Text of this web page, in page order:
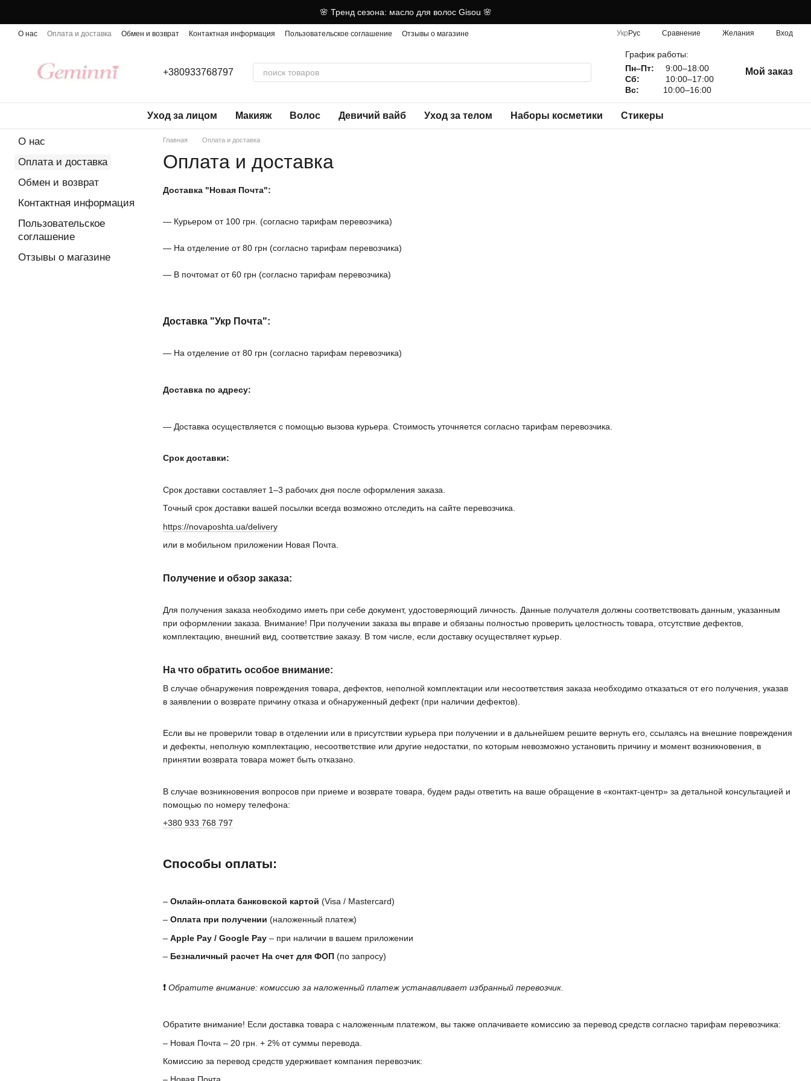
🌸 Тренд сезона: масло для волос Gisou 🌸
О нас Оплата и доставка Обмен и возврат Контактная информация Пользовательское соглашение Отзывы о магазине Укр Рус Сравнение Желания Вход
+380933768797
График работы:
Пн–Пт:
9:00–18:00
Сб:
10:00–17:00
Вс:
10:00–16:00
Мой заказ
Уход за лицом Макияж Волос Девичий вайб Уход за телом Наборы косметики Стикеры
Главная Оплата и доставка
Оплата и доставка
Доставка "Новая Почта":
— Курьером от 100 грн. (согласно тарифам перевозчика)
— На отделение от 80 грн (согласно тарифам перевозчика)
— В почтомат от 60 грн (согласно тарифам перевозчика)
Доставка "Укр Почта":
— На отделение от 80 грн (согласно тарифам перевозчика)
Доставка по адресу:
— Доставка осуществляется с помощью вызова курьера. Стоимость уточняется согласно тарифам перевозчика.
Срок доставки:
Срок доставки составляет 1–3 рабочих дня после оформления заказа.
Точный срок доставки вашей посылки всегда возможно отследить на сайте перевозчика.
https://novaposhta.ua/delivery
или в мобильном приложении Новая Почта.
Получение и обзор заказа:
Для получения заказа необходимо иметь при себе документ, удостоверяющий личность. Данные получателя должны соответствовать данным, указанным
при оформлении заказа. Внимание! При получении заказа вы вправе и обязаны полностью проверить целостность товара, отсутствие дефектов,
комплектацию, внешний вид, соответствие заказу. В том числе, если доставку осуществляет курьер.
На что обратить особое внимание:
В случае обнаружения повреждения товара, дефектов, неполной комплектации или несоответствия заказа необходимо отказаться от его получения, указав
в заявлении о возврате причину отказа и обнаруженный дефект (при наличии дефектов).
Если вы не проверили товар в отделении или в присутствии курьера при получении и в дальнейшем решите вернуть его, ссылаясь на внешние повреждения
и дефекты, неполную комплектацию, несоответствие или другие недостатки, по которым невозможно установить причину и момент возникновения, в
принятии возврата товара может быть отказано.
В случае возникновения вопросов при приеме и возврате товара, будем рады ответить на ваше обращение в «контакт-центр» за детальной консультацией и
помощью по номеру телефона:
+380 933 768 797
Способы оплаты:
– Онлайн-оплата банковской картой (Visa / Mastercard)
– Оплата при получении (наложенный платеж)
– Apple Pay / Google Pay – при наличии в вашем приложении
– Безналичный расчет На счет для ФОП (по запросу)
❗ Обратите внимание: комиссию за наложенный платеж устанавливает избранный перевозчик.
Обратите внимание! Если доставка товара с наложенным платежом, вы также оплачиваете комиссию за перевод средств согласно тарифам перевозчика:
– Новая Почта – 20 грн. + 2% от суммы перевода.
Комиссию за перевод средств удерживает компания перевозчик:
О нас
Оплата и доставка
Обмен и возврат
Контактная информация
Пользовательское
соглашение
Отзывы о магазине